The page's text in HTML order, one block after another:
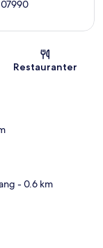
Restauranter
- 0.6 km